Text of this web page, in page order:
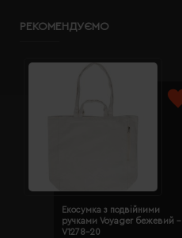
РЕКОМЕНДУЄМО
Екосумка з подвійними
ручками Voyager бежевий -
V1278-20